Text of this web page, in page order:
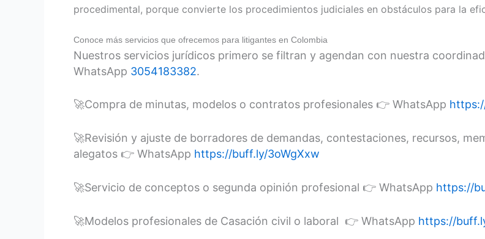
procedimental, porque convierte los procedimientos judiciales en obstáculos para la
Conoce más servicios que ofrecemos para litigantes en Colombia
Nuestros servicios jurídicos primero se filtran y agendan con nuestra
WhatsApp 3054183382.
🚀Compra de minutas, modelos o contratos profesionales 👉 WhatsApp
🚀Revisión y ajuste de borradores de demandas, contestaciones, recursos,
alegatos 👉 WhatsApp https://buff.ly/3oWgXxw
🚀Servicio de conceptos o segunda opinión profesional 👉 WhatsApp https://
🚀Modelos profesionales de Casación civil o laboral 👉 WhatsApp https://